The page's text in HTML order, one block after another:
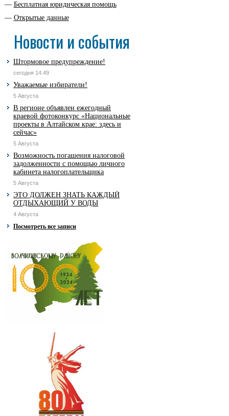
Бесплатная юридическая помощь
Открытые данные
Новости и события
Штормовое предупреждение!
сегодня 14:49
Уважаемые избиратели!
5 Августа
В регионе объявлен ежегодный
краевой фотоконкурс «Национальные
проекты в Алтайском крае: здесь и
сейчас»
5 Августа
Возможность погашения налоговой
задолженности с помощью личного
кабинета налогоплательщика
5 Августа
ЭТО ДОЛЖЕН ЗНАТЬ КАЖДЫЙ
ОТДЫХАЮЩИЙ У ВОДЫ
4 Августа
Посмотреть все записи